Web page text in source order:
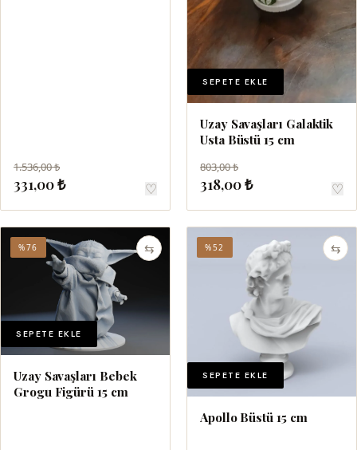
1.536,00 ₺
331,00 ₺ ♡
SEPETE EKLE
Uzay Savaşları Galaktik
Usta Büstü 15 cm
803,00 ₺
318,00 ₺ ♡
⇆
%76
SEPETE EKLE
Uzay Savaşları Bebek
Grogu Figürü 15 cm
⇆
%52
SEPETE EKLE
Apollo Büstü 15 cm